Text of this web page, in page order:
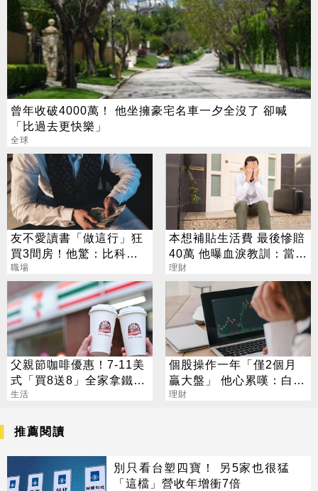
曾年收破4000萬！ 他坐擁豪宅名車一夕全沒了 卻喊
「比過去更快樂」
全球
友不愛讀書「做這行」狂
買3間房！他驚：比科技
業強
職場
本想補貼生活費 最後慘賠
40萬 他曝血淚教訓：當沖
是毒藥
理財
父親節咖啡優惠！7-11美
式「買8送8」全家拿鐵2
杯85元
生活
個股操作一年「僅2個月
贏大盤」 他心累嘆：白忙
一場
理財
推薦閱讀
別只看台塑四寶！ 另5家也很猛
「這檔」營收年增衝7倍